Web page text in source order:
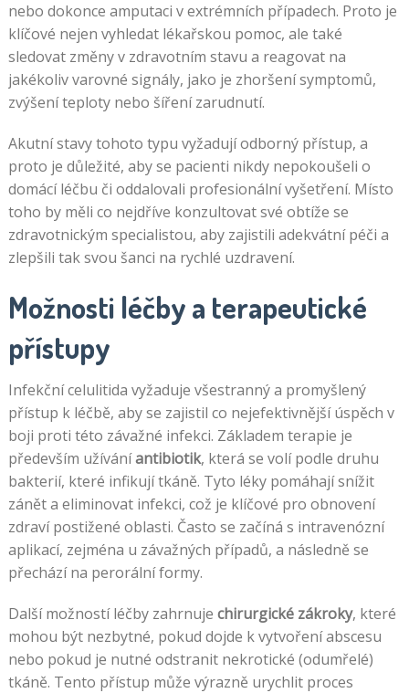
nebo dokonce amputaci v extrémních případech. Proto je
klíčové nejen vyhledat lékařskou pomoc, ale také
sledovat změny v zdravotním stavu a reagovat na
jakékoliv varovné signály, jako je zhoršení symptomů,
zvýšení teploty nebo šíření zarudnutí.
Akutní stavy tohoto typu vyžadují odborný přístup, a
proto je důležité, aby se pacienti nikdy nepokoušeli o
domácí léčbu či oddalovali profesionální vyšetření. Místo
toho by měli co nejdříve konzultovat své obtíže se
zdravotnickým specialistou, aby zajistili adekvátní péči a
zlepšili tak svou šanci na rychlé uzdravení.
Možnosti léčby a terapeutické
přístupy
Infekční celulitida vyžaduje všestranný a promyšlený
přístup k léčbě, aby se zajistil co nejefektivnější úspěch v
boji proti této závažné infekci. Základem terapie je
především užíváníantibiotik, která se volí podle druhu
bakterií, které infikují tkáně. Tyto léky pomáhají snížit
zánět a eliminovat infekci, což je klíčové pro obnovení
zdraví postižené oblasti. Často se začíná s intravenózní
aplikací, zejména u závažných případů, a následně se
přechází na perorální formy.
Další možností léčby zahrnuje chirurgické zákroky, které
mohou být nezbytné, pokud dojde k vytvoření abscesu
nebo pokud je nutné odstranit nekrotické (odumřelé)
tkáně. Tento přístup může výrazně urychlit proces